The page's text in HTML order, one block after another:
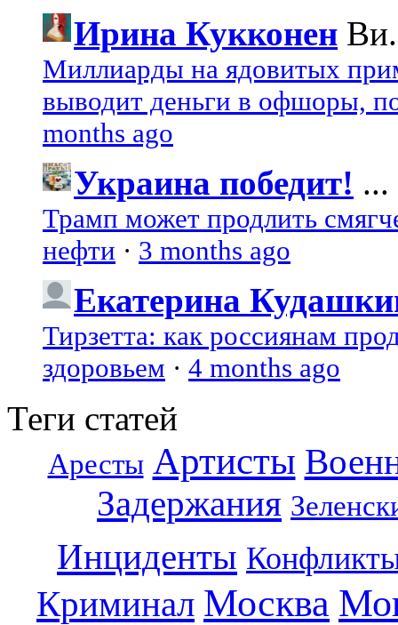
Ирина Кукконен
Миллиарды на ядовитых
выводит деньги в офшоры,
months ago
Украина победит! ...
Трамп может продлить
нефти · 3 months ago
Екатерина
Тирзетта: как россиянам
здоровьем · 4 months ago
Теги статей
Аресты Артисты
Задержания
Инциденты
Криминал Москва